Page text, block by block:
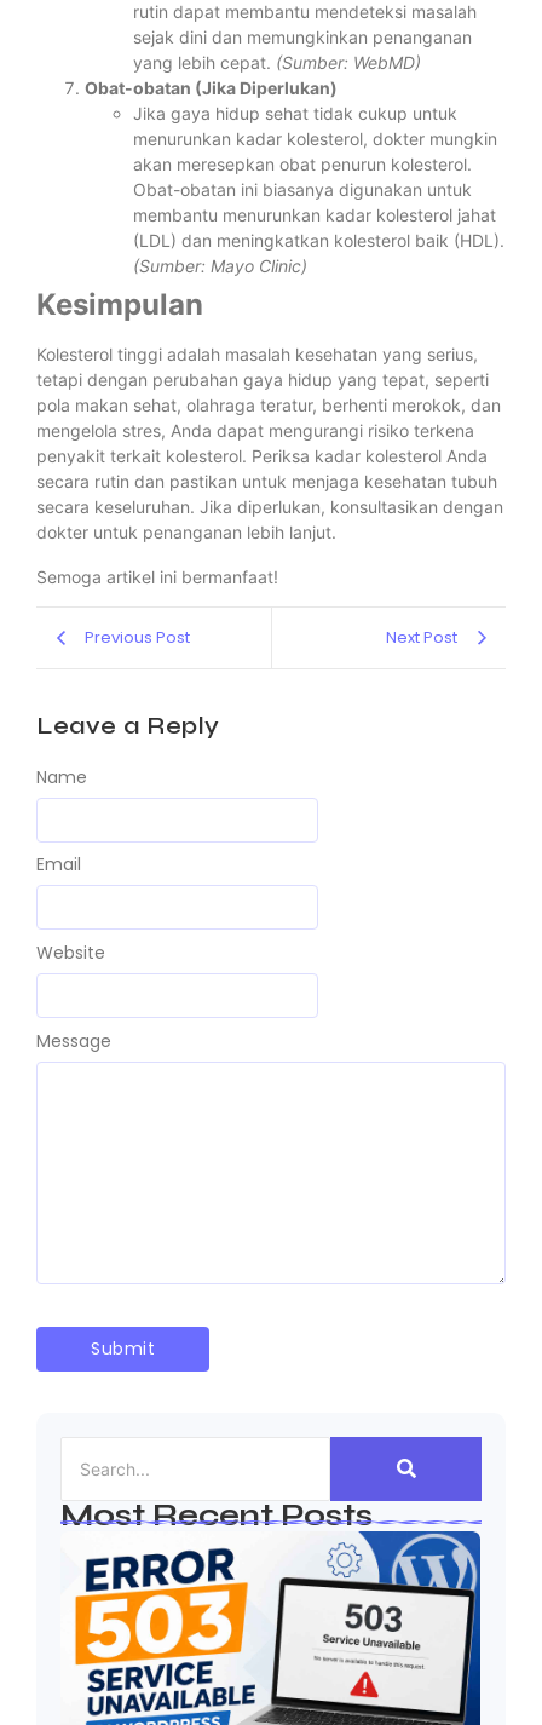
rutin dapat membantu mendeteksi masalah
sejak dini dan memungkinkan penanganan
yang lebih cepat. (Sumber: WebMD)
Obat-obatan (Jika Diperlukan)
Jika gaya hidup sehat tidak cukup untuk
menurunkan kadar kolesterol, dokter mungkin
akan meresepkan obat penurun kolesterol.
Obat-obatan ini biasanya digunakan untuk
membantu menurunkan kadar kolesterol jahat
(LDL) dan meningkatkan kolesterol baik (HDL).
(Sumber: Mayo Clinic)
Kesimpulan
Kolesterol tinggi adalah masalah kesehatan yang serius,
tetapi dengan perubahan gaya hidup yang tepat, seperti
pola makan sehat, olahraga teratur, berhenti merokok, dan
mengelola stres, Anda dapat mengurangi risiko terkena
penyakit terkait kolesterol. Periksa kadar kolesterol Anda
secara rutin dan pastikan untuk menjaga kesehatan tubuh
secara keseluruhan. Jika diperlukan, konsultasikan dengan
dokter untuk penanganan lebih lanjut.
Semoga artikel ini bermanfaat!
Previous Post Next Post
Leave a Reply
Message
Name
Email
Website
Most Recent Posts